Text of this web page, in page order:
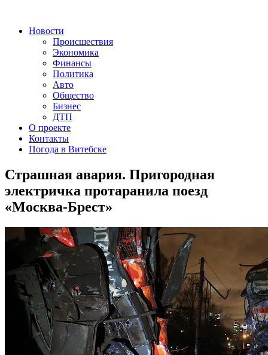
Новости
Происшествия
Экономика
Финансы
Политика
Авто
Общество
Бизнес
ДТП
О проекте
Контакты
Погода в Витебске
Страшная авария. Пригородная
электричка протаранила поезд
«Москва-Брест»